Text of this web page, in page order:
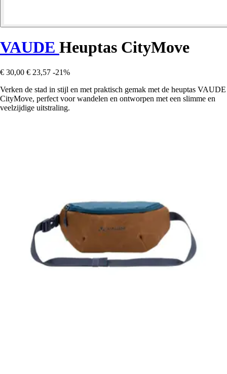
VAUDE Heuptas CityMove
€ 30,00 € 23,57 -21%
Verken de stad in stijl en met praktisch gemak met de heuptas VAUDE
CityMove, perfect voor wandelen en ontworpen met een slimme en
veelzijdige uitstraling.